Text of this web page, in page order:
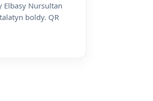
Elbasy Nursultan
boldy. QR